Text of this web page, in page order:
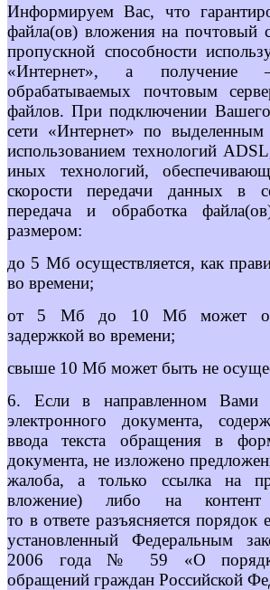
Информируем Вас, что
файла(ов) вложения на почтовый
пропускной способности
«Интернет», а
обрабатываемых почтовым
файлов. При подключении
сети «Интернет» по выделенным
использованием технологий
иных технологий,
скорости передачи данных в
передача и обработка
размером:
до 5 Мб осуществляется, как
во времени;
от 5 Мб до 10 Мб может
задержкой во времени;
свыше 10 Мб может быть не
6. Если в направленном Вами
электронного документа,
ввода текста обращения в
документа, не изложено
жалоба, а только ссылка на
вложение) либо на контент
то в ответе разъясняется порядок
установленный Федеральным
2006 года № 59 «О порядке
обращений граждан Российской